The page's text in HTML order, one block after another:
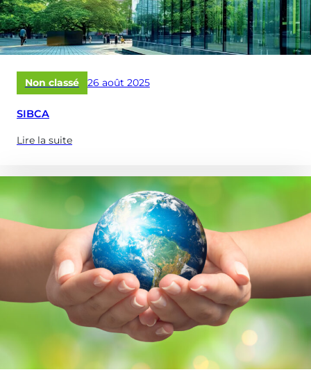
Non classé
Publié
le
26 août 2025
SIBCA
Lire la suite
(à
de
: